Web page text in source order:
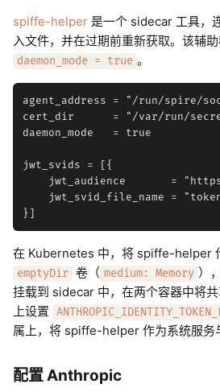
spiffe-helper 是一个 sidecar 工具，
入文件，并在过期前重新获取。该辅
daemon_mode = true 。
agent_address = "/run/spire/
cert_dir      = "/var/run/
daemon_mode   = true
jwt_svids = [{
jwt_audience       =
jwt_svid_file_name =
在 Kubernetes 中，将 spiffe-helper
emptyDir 卷（ medium: Memory ）
挂载到 sidecar 中，在两个容器中将
上设置
属上，将 spiffe-helper 作为系统服务
配置 Anthropic